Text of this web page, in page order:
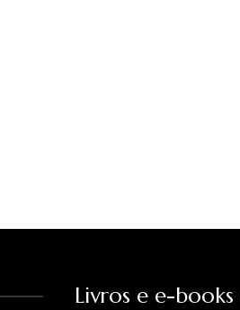
Livros e e-